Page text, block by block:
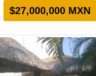
$27,000,000 MXN